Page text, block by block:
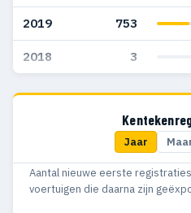
2019 753
2018 3
Jaar
Aantal nieuwe eerste
voertuigen die daarna zijn